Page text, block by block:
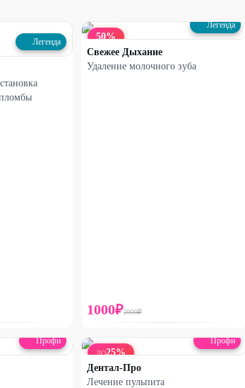
Легенда 50%
Легенда
Свежее Дыхание
Удаление молочного зуба
1000₽2000₽
Профи
ДО25%
Профи
Дентал-Про
Лечение пульпита